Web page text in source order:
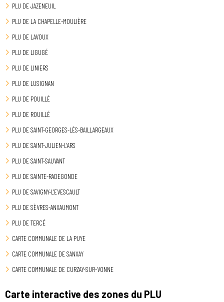
PLU DE JAZENEUIL
PLU DE LA CHAPELLE-MOULIÈRE
PLU DE LAVOUX
PLU DE LIGUGÉ
PLU DE LINIERS
PLU DE LUSIGNAN
PLU DE POUILLÉ
PLU DE ROUILLÉ
PLU DE SAINT-GEORGES-LÈS-BAILLARGEAUX
PLU DE SAINT-JULIEN-L'ARS
PLU DE SAINT-SAUVANT
PLU DE SAINTE-RADEGONDE
PLU DE SAVIGNY-L'EVESCAULT
PLU DE SÈVRES-ANXAUMONT
PLU DE TERCÉ
CARTE COMMUNALE DE LA PUYE
CARTE COMMUNALE DE SANXAY
CARTE COMMUNALE DE CURZAY-SUR-VONNE
Carte interactive des zones du PLU